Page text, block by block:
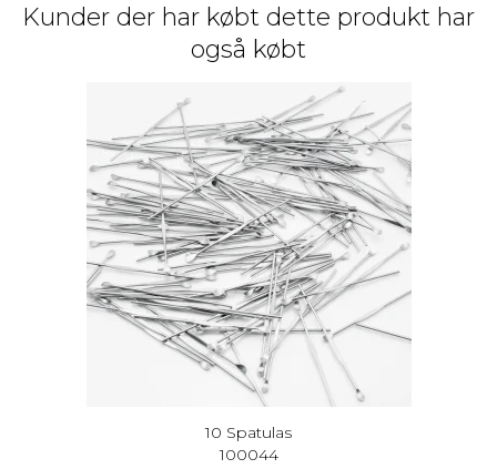
Kunder der har købt dette produkt har
også købt
10 Spatulas
100044